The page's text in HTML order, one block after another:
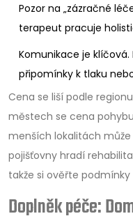
Pozor na „zázračné
terapeut pracuje
Komunikace je
připomínky k tlaku
Cena se liší podle
městech se cena
menších lokalitách může
pojišťovny hradí
takže si ověřte
Doplněk péče: